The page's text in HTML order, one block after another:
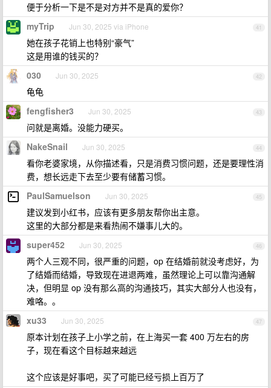
便于分析一下是不是对方并不是真的爱你？
41
myTrip Jun 30, 2025 via iPhone
她在孩子花销上也特别“豪气”
这是用谁的钱买的？
42
030 Jun 30, 2025
龟龟
43
fengfisher3 Jun 30, 2025
问就是离婚。没能力硬买。
44
NakeSnail Jun 30, 2025
看你老婆家境，从你描述看，只是消费习惯问题，还是要理性消
费，想长远走下去至少要有储蓄习惯。
45
PaulSamuelson Jun 30, 2025
建议发到小红书，应该有更多朋友帮你出主意。
这里的大部分都是来看热闹不嫌事儿大的。
46
super452 Jun 30, 2025
两个人三观不同，很严重的问题，op 在结婚前就没考虑好，为
了结婚而结婚，导致现在进退两难，虽然理论上可以靠沟通解
决，但明显 op 没有那么高的沟通技巧，其实大部分人也没有，
难咯。。
47
xu33 Jun 30, 2025
原本计划在孩子上小学之前，在上海买一套 400 万左右的房
子，现在看这个目标越来越远
这个应该是好事吧，买了可能已经亏损上百万了